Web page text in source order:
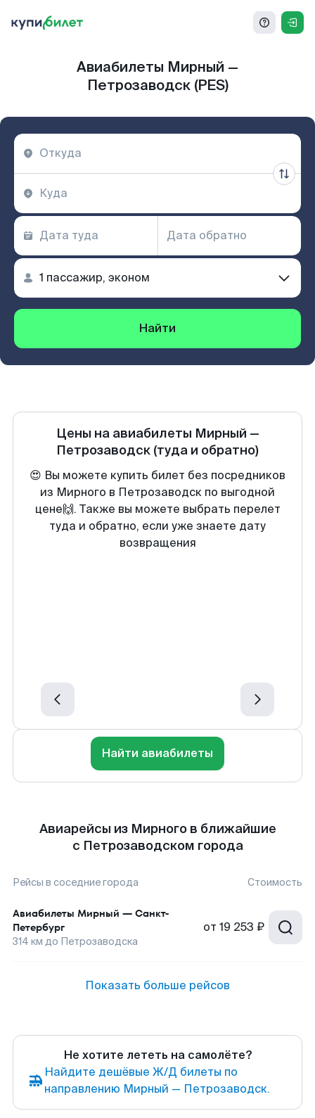
Авиабилеты Мирный —
Петрозаводск (PES)
Найти
Цены на авиабилеты Мирный —
Петрозаводск (туда и обратно)
😍 Вы можете купить билет без посредников
из Мирного в Петрозаводск по выгодной
цене🙌. Также вы можете выбрать перелет
туда и обратно, если уже знаете дату
возвращения
Найти авиабилеты
Авиарейсы из Мирного в ближайшие
с Петрозаводском города
Рейсы в соседние города Стоимость
Авиабилеты Мирный — Санкт-
Петербург
314 км до Петрозаводска
от 19 253 ₽
Показать больше рейсов
Не хотите лететь на самолёте?
Найдите дешёвые Ж/Д билеты по
направлению Мирный — Петрозаводск.